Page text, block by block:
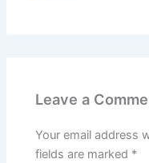
Leave a
Your email address
fields are marked *